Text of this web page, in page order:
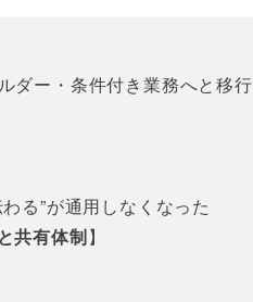
ダー・条件付き業務へと移行
る”が通用しなくなった
共有体制】